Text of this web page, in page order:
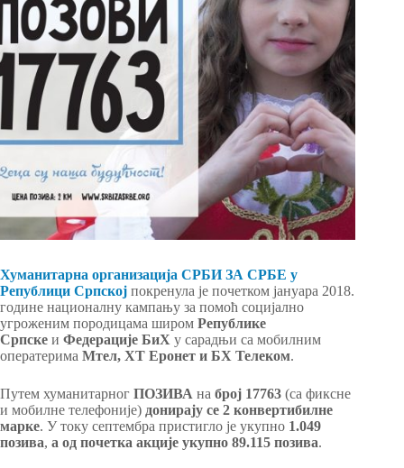
Хуманитарна организација СРБИ ЗА СРБЕ у
Републици Српској покренула је почетком јануара 2018.
године националну кампању за помоћ социјално
угроженим породицама широм Републике
Српске и Федерације БиХ у сарадњи са мобилним
оператерима Мтел, ХТ Еронет и БХ Телеком.
Путем хуманитарног ПОЗИВА на број 17763 (са фиксне
и мобилне телефоније) донирају се 2 конвертибилне
марке. У току септембра пристигло је укупно 1.049
позива, а од почетка акције укупно 89.115 позива.